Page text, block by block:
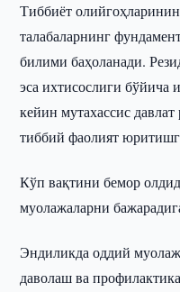
Тиббиёт
талабаларнинг
билими баҳоланади.
эса ихтисослиги
кейин мутахассис
тиббий фаолият
Кўп вақтини бемор
муолажаларни
Эндиликда оддий
даволаш ва